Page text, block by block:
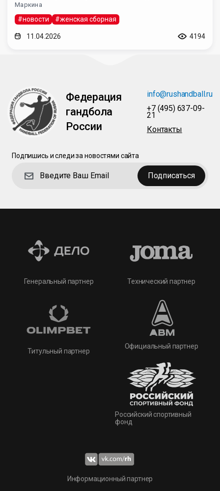
Маркина
#новости #женская сборная
11.04.2026 4194
Федерация
гандбола
России
info@rushandball.ru
+7 (495) 637-09-
21
Контакты
Подпишись и следи за новостями сайта
Подписаться
Генеральный партнер
Титульный партнер
Технический партнер
Официальный партнер
Российский спортивный
фонд
Информационный партнер